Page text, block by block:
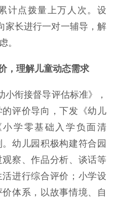
计点拨量上万人次。设
家长进行一对一辅导，解
，理解儿童动态需求
衔接督导评估标准》，
评价导向，下发《幼儿
学零基础入学负面清
幼儿园积极构建符合园
察、作品分析、谈话等
进行综合评价；小学设
体系，以故事情境、自